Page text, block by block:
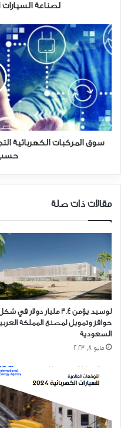
السيارات
الكهربائية
في
المملكة
لصناعة
سوق
المركبات
الكهربائية
التجارية
في
المملكة
العربية
السعودية
حسب
نوعسوق المركبات الكهربائية
حسب
مقالات ذات صلة
لوسيد يؤمن 3.4 مليار دولار في
حوافز وتمويل لمصنع المملكة
السعودية
مايو 8, 2023